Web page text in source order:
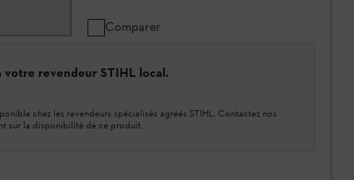
Comparer
votre revendeur STIHL local.
chez les revendeurs spécialisés agréés STIHL. Contactez nos
sur la disponibilité de ce produit.